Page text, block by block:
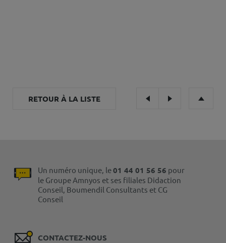
RETOUR À LA LISTE
Un numéro unique, le01 44 01 56 56 pour
le Groupe Amnyos et ses filiales Didaction
Conseil, Boumendil Consultants et CG
Conseil
CONTACTEZ-NOUS